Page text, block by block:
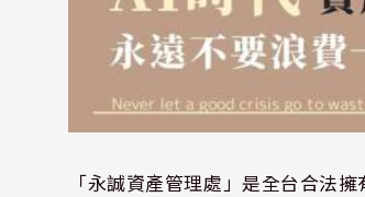
「永誠資產管理處」是全台合法